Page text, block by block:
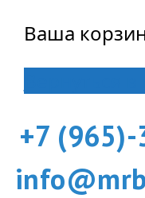
Ваша
+7